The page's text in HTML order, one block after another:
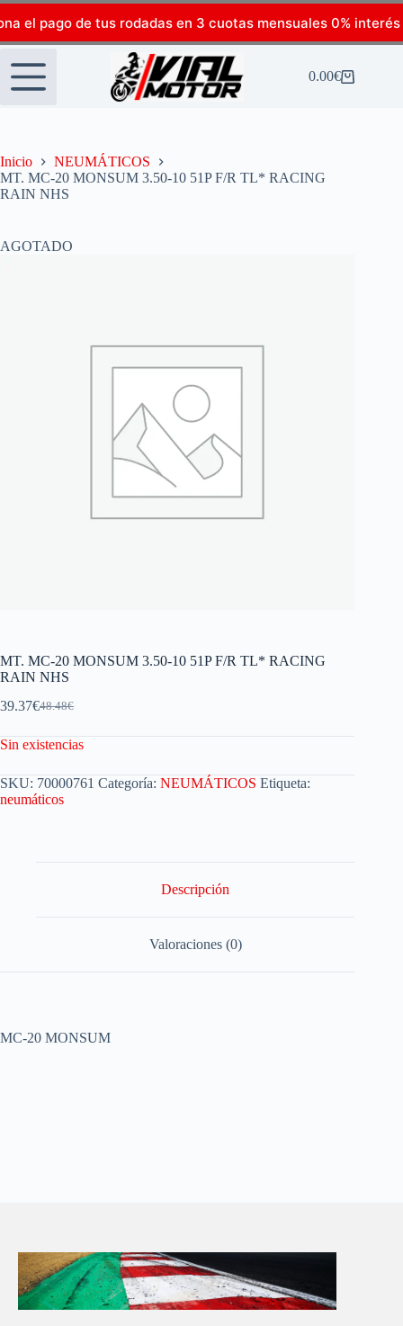
el pago de tus rodadas en 3 cuotas mensuales 0% interés
0.00€
Inicio
NEUMÁTICOS
MT. MC-20 MONSUM 3.50-10 51P F/R TL* RACING
RAIN NHS
AGOTADO
MT. MC-20 MONSUM 3.50-10 51P F/R TL* RACING
RAIN NHS
48.48€
39.37€
Sin existencias
SKU: 70000761 Categoría: NEUMÁTICOS Etiqueta:
neumáticos
Descripción
Valoraciones (0)
MC-20 MONSUM